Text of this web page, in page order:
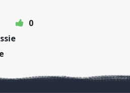
0